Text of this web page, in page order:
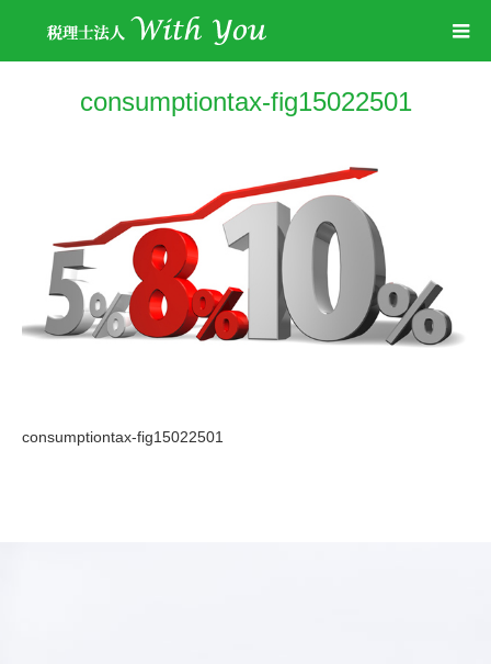
consumptiontax-fig15022501
consumptiontax-fig15022501